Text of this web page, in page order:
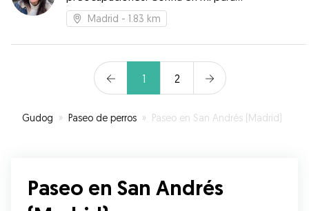
pasear a tu amigo peludo". No
Madrid - 1.83 km
1 2
Gudog » Paseo de perros » Paseo en San Andrés (Madrid)
Paseo en San Andrés